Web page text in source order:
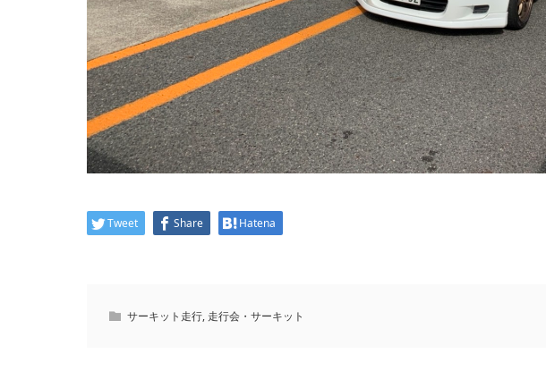
Tweet Share Hatena
サーキット走行,走行会・サーキット